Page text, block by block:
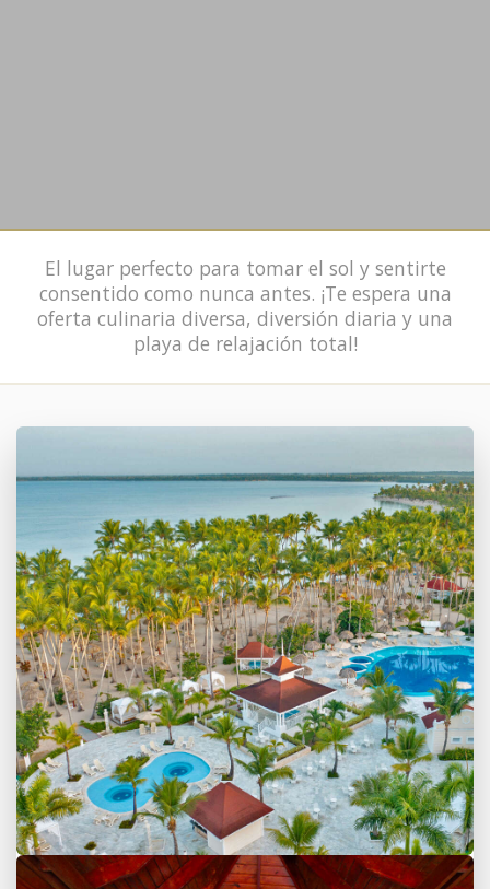
El lugar perfecto para tomar el sol y sentirte
consentido como nunca antes. ¡Te espera una
oferta culinaria diversa, diversión diaria y una
playa de relajación total!